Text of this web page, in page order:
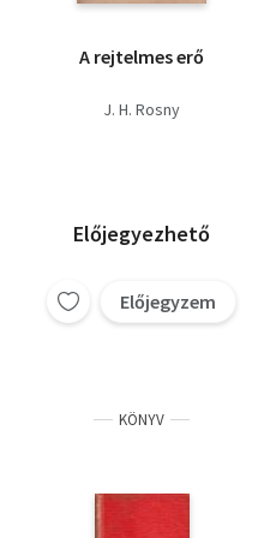
A rejtelmes erő
J. H. Rosny
Előjegyezhető
Előjegyzem
KÖNYV